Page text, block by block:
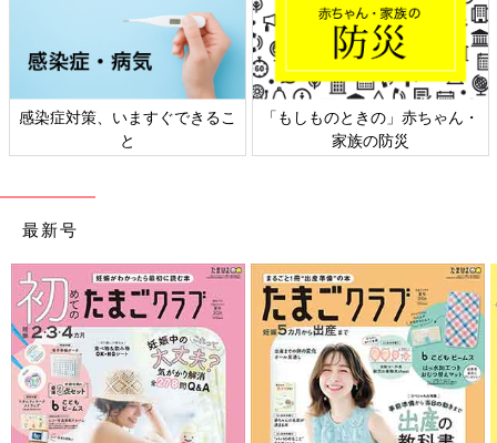
感染症対策、いますぐできるこ
と
「もしものときの」赤ちゃん・
家族の防災
最新号